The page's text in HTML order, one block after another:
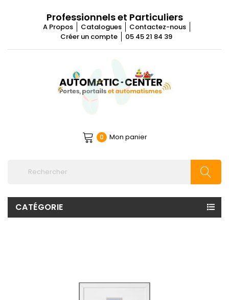
Professionnels et Particuliers
A Propos Catalogues
Contactez-nous
Créer un compte
05 45 21 84 39
0 Mon panier
CATÉGORIE